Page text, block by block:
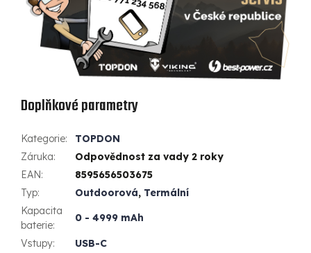
Doplňkové parametry
Kategorie:
TOPDON
Záruka:
Odpovědnost za vady 2 roky
EAN:
8595656503675
Typ: Outdoorová, Termální
Kapacita
baterie:
0 - 4999 mAh
Vstupy:
USB-C